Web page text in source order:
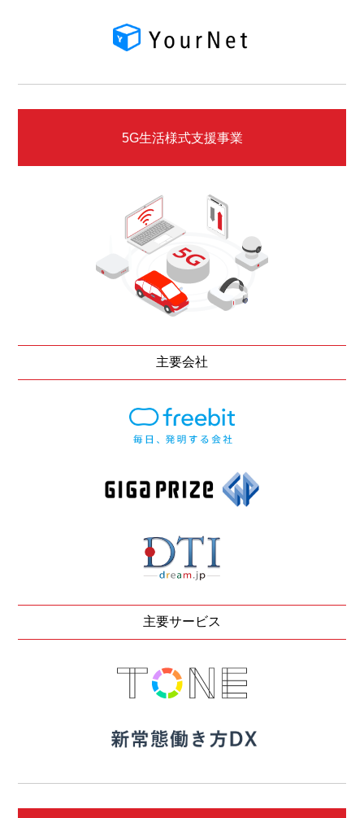
5G生活様式支援事業
主要会社
主要サービス